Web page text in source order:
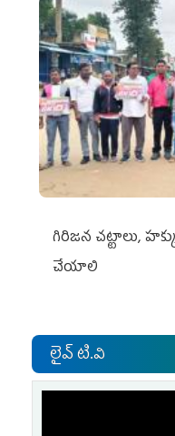
గిరిజన చట్టాలు,
చేయాలి
లైవ్ టి.వి